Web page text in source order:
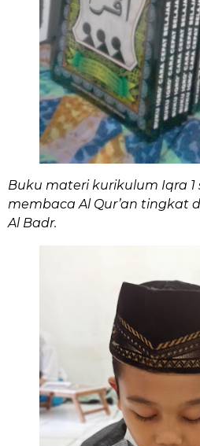
Buku materi kurikulum Iqra 1
membaca Al Qur’an tingkat
Al Badr.